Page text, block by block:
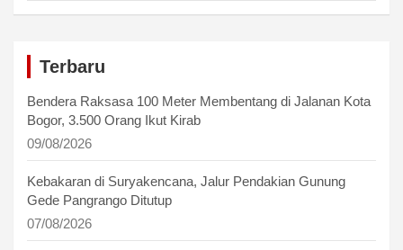
Terbaru
Bendera Raksasa 100 Meter Membentang di Jalanan Kota
Bogor, 3.500 Orang Ikut Kirab
09/08/2026
Kebakaran di Suryakencana, Jalur Pendakian Gunung
Gede Pangrango Ditutup
07/08/2026